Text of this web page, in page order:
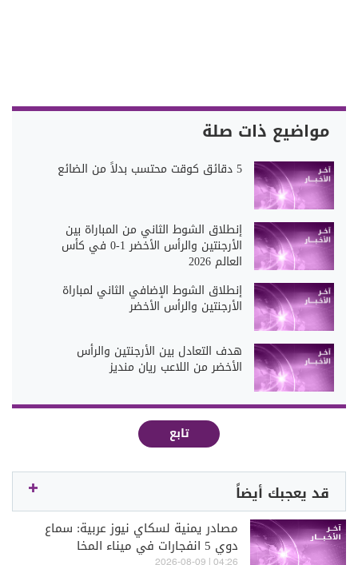
مواضيع ذات صلة
5 دقائق كوقت محتسب بدلاً من الضائع
إنطلاق الشوط الثاني من المباراة بين
الأرجنتين والرأس الأخضر 1-0 في كأس
العالم 2026
إنطلاق الشوط الإضافي الثاني لمباراة
الأرجنتين والرأس الأخضر
هدف التعادل بين الأرجنتين والرأس
الأخضر من اللاعب ريان منديز
تابع
قد يعجبك أيضاً
مصادر يمنية لسكاي نيوز عربية: سماع
دوي 5 انفجارات في ميناء المخا
04:26 | 2026-08-09